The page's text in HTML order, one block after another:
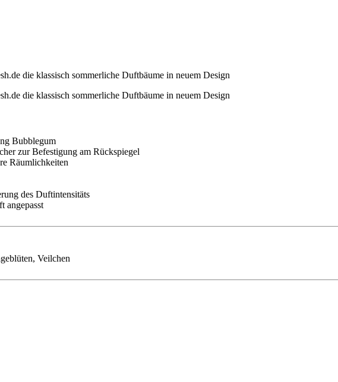
Bubblegum
zur Befestigung am Rückspiegel
Räumlichkeiten
des Duftintensitäts
angepasst
Veilchen